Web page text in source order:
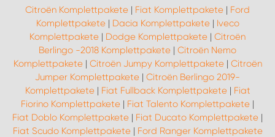
Citroën Komplettpakete | Fiat Komplettpakete | Ford
Komplettpakete| Dacia Komplettpakete| Iveco
Komplettpakete | Dodge Komplettpakete | Citroën
Berlingo -2018 Komplettpakete | Citroën Nemo
Komplettpakete| Citroën Jumpy Komplettpakete| Citroën
Jumper Komplettpakete | Citroën Berlingo 2019-
Komplettpakete| Fiat Fullback Komplettpakete| Fiat
Fiorino Komplettpakete | Fiat Talento Komplettpakete |
Fiat Doblo Komplettpakete | Fiat Ducato Komplettpakete |
Fiat Scudo Komplettpakete| Ford Ranger Komplettpakete